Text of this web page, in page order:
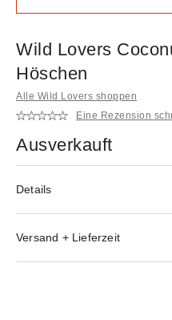
Wild Lovers
Höschen
Alle Wild Lovers shoppen
Eine Rezension
Ausverkauft
Details
Versand + Lieferzeit